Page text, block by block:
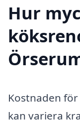
Hur
Kostnaden
kan variera